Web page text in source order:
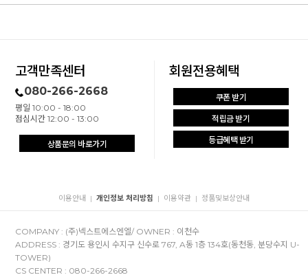
고객만족센터
080-266-2668
평일 10:00 - 18:00
점심시간 12:00 - 13:00
상품문의 바로가기
회원전용혜택
쿠폰 받기
적립금 받기
등급혜택 받기
이용안내 | 개인정보 처리방침 | 이용약관 | 정품및보상안내
COMPANY : (주)넥스트에스엔엘/ OWNER : 이천수
ADDRESS : 경기도 용인시 수지구 신수로 767, A동 1층 134호(동천동, 분당수지 U-
TOWER)
CS CENTER : 080-266-2668